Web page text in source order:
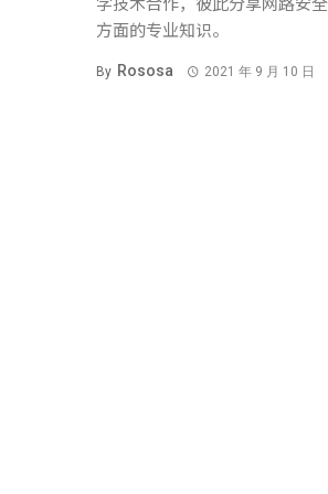
方面的专业知识。
By Rososa 2021 年 9 月 10 日